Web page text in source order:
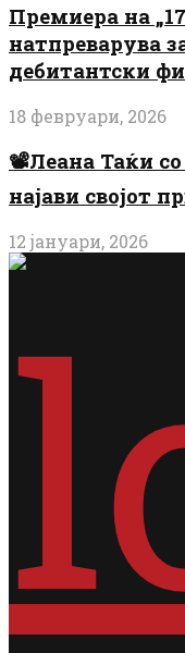
Премиера на
натпреварува
дебитантски
18 февруари, 2026
📽️Леана Таќи со
најави својот
12 јануари, 2026